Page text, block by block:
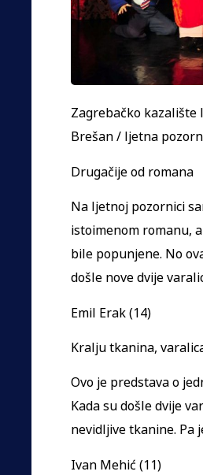
Zagrebačko kazalište
Brešan / ljetna
Drugačije od romana
Na ljetnoj pozornici
istoimenom romanu,
bile popunjene. No
došle nove dvije
Emil Erak (14)
Kralju tkanina,
Ovo je predstava o
Kada su došle dvije
nevidljive tkanine. Pa
Ivan Mehić (11)